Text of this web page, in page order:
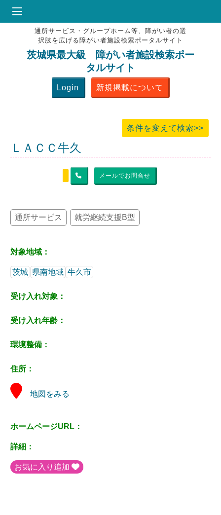
HOME
♥お気にりブックマーク
掲載会員MENU
よくある質問
通所サービス・グループホーム等、障がい者の選
択肢を広げる障がい者施設検索ポータルサイト
茨城県最大級 障がい者施設検索ポー
タルサイト
Login 新規掲載について
条件を変えて検索>>
ＬＡＣＣ牛久
メールでお問合せ
通所サービス 就労継続支援B型
対象地域：
茨城 県南地域 牛久市
受け入れ対象：
受け入れ年齢：
環境整備：
住所：
地図をみる
ホームページURL：
詳細：
お気に入り追加